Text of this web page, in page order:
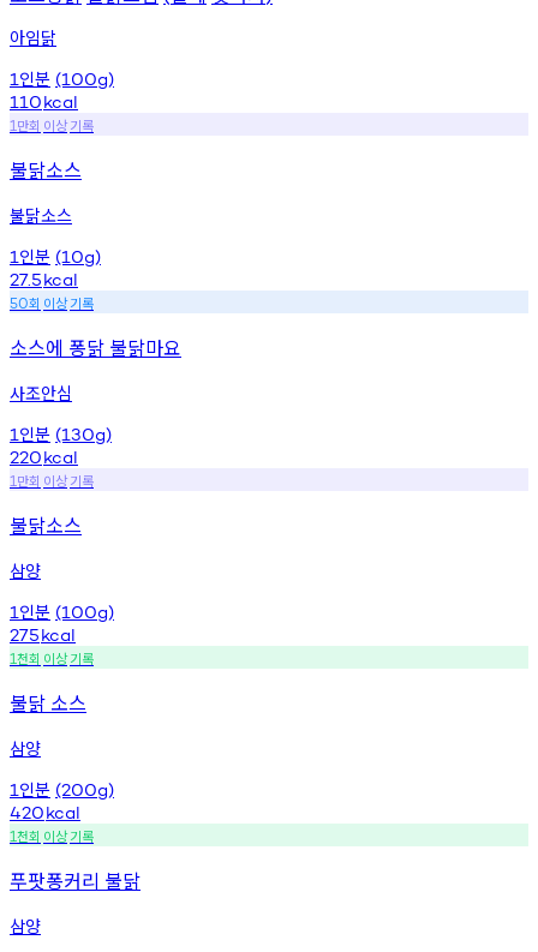
아임닭
1 인분 (100g)
110kcal
1 만회 이상기록
불닭소스
불닭소스
1 인분 (10g)
27.5kcal
50회 이상기록
소스에 퐁닭 불닭마요
사조안심
1 인분 (130g)
220kcal
1 만회 이상기록
불닭소스
삼양
1 인분 (100g)
275kcal
1천회 이상기록
불닭 소스
삼양
1 인분 (200g)
420kcal
1천회 이상기록
푸팟퐁커리 불닭
삼양